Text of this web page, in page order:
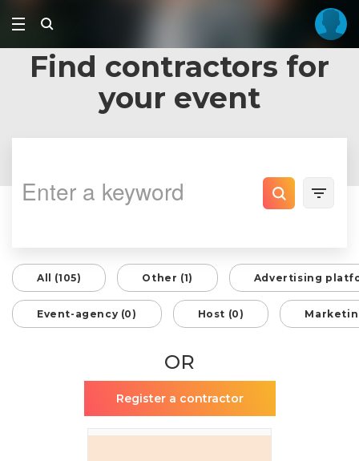
Find contractors for
your event
All (105) Other (1) Advertising
Event-agency (0) Host (0)
OR
Register a contractor